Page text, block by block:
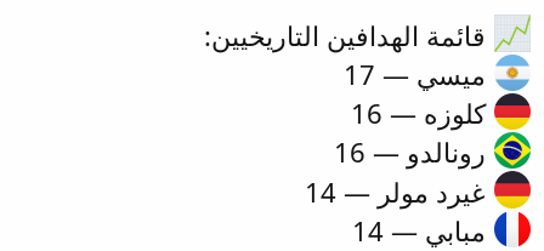
قائمة الهدافين التاريخيين:
ميسي — 17
كلوزه — 16
رونالدو — 16
غيرد مولر — 14
مبابي — 14